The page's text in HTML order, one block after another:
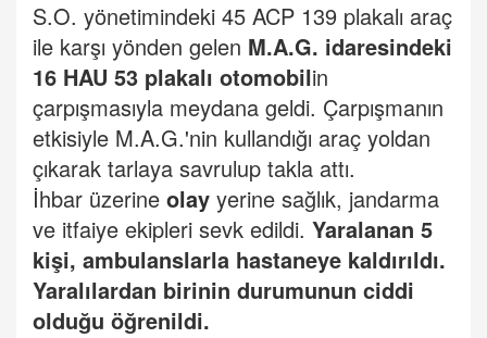
S.O. yönetimindeki 45 ACP 139 plakalı araç
ile karşı yönden gelen M.A.G. idaresindeki
16 HAU 53 plakalı otomobilin
çarpışmasıyla meydana geldi. Çarpışmanın
etkisiyle M.A.G.'nin kullandığı araç yoldan
çıkarak tarlaya savrulup takla attı.
İhbar üzerine olay yerine sağlık, jandarma
ve itfaiye ekipleri sevk edildi. Yaralanan 5
kişi, ambulanslarla hastaneye kaldırıldı.
Yaralılardan birinin durumunun ciddi
olduğu öğrenildi.